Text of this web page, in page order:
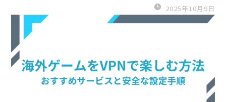
2025年10月9日